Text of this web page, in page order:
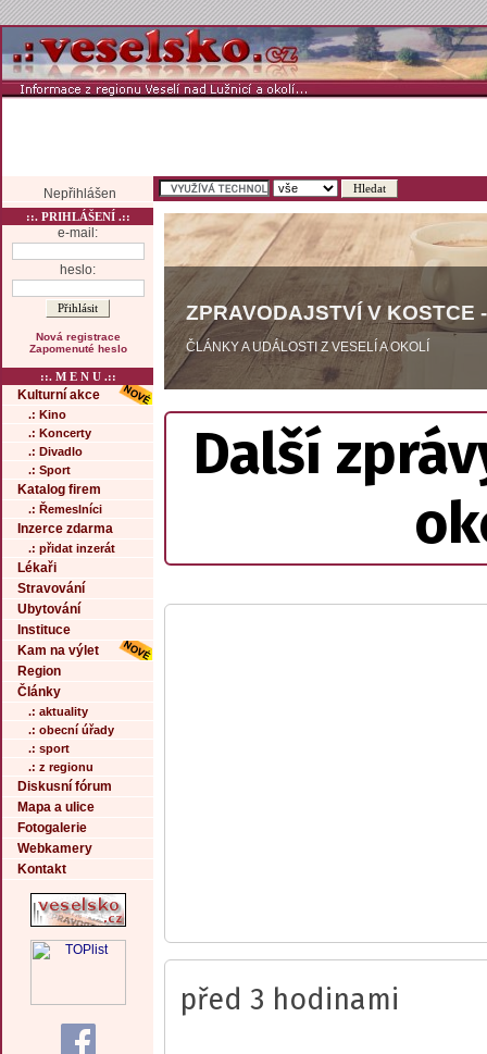
Nepřihlášen
::. PRIHLÁŠENÍ .::
e-mail:
heslo:
Nová registrace
Zapomenuté heslo
::. M E N U .::
Kulturní akce
.: Kino
.: Koncerty
.: Divadlo
.: Sport
Katalog firem
.: Řemeslníci
Inzerce zdarma
.: přidat inzerát
Lékaři
Stravování
Ubytování
Instituce
Kam na výlet
Region
Články
.: aktuality
.: obecní úřady
.: sport
.: z regionu
Diskusní fórum
Mapa a ulice
Fotogalerie
Webkamery
Kontakt
ZPRAVODAJSTVÍ V KOSTCE
ČLÁNKY A UDÁLOSTI Z VESELÍ A OKOLÍ
Další
před 3 hodinami